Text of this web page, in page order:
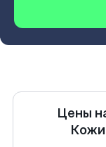
Цены